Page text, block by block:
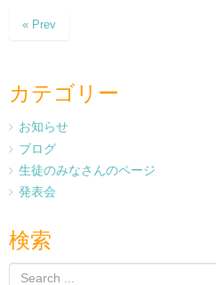
« Prev
カテゴリー
お知らせ
ブログ
生徒のみなさんのページ
発表会
検索